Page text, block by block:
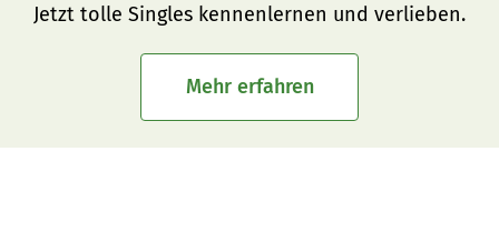
Jetzt tolle Singles kennenlernen und verlieben.
Mehr erfahren